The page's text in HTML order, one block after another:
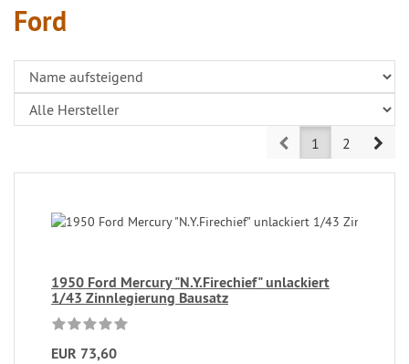
Ford
Prev1 2
1950 Ford Mercury "N.Y.Firechief" unlackiert
1/43 Zinnlegierung Bausatz
EUR 73,60